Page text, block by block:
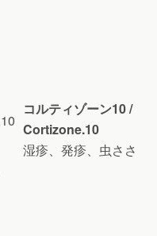
コルティゾーン10 /
Cortizone.10
湿疹、発疹、虫ささ